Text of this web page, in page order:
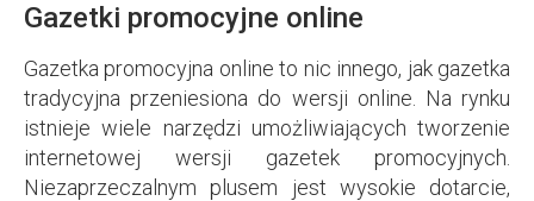
Gazetki promocyjne online
Gazetka promocyjna online to nic innego, jak gazetka
tradycyjna przeniesiona do wersji online. Na rynku
istnieje wiele narzędzi umożliwiających tworzenie
internetowej wersji gazetek promocyjnych.
Niezaprzeczalnym plusem jest wysokie dotarcie,